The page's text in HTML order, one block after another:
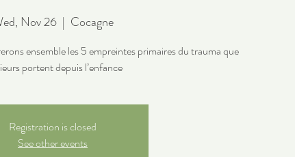
Nov 26
  |
Cocagne
ensemble les 5 empreintes primaires du trauma que
portent depuis l’enfance
Registration is closed
See other events